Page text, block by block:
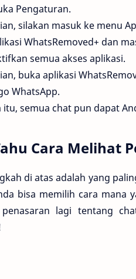
Pengaturan.
silakan masuk ke menu
WhatsRemoved+ dan
semua akses aplikasi.
buka aplikasi
WhatsApp.
itu, semua chat pun dapat
Cara Melihat
di atas adalah yang
bisa memilih cara mana
lagi tentang